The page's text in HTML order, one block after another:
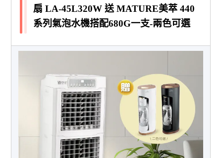
扇 LA-45L320W 送 MATURE美萃 440
系列氣泡水機搭配680G一支-兩色可選